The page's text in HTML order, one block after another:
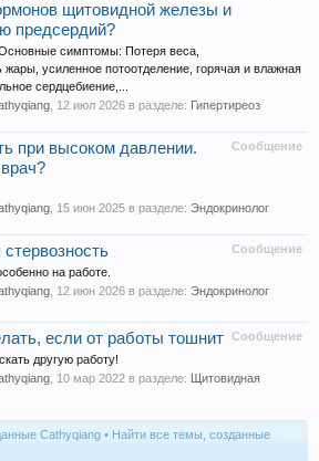
щитовидной железы и
предсердий?
симптомы: Потеря веса,
жары, усиленное потоотделение, горячая и влажная
сердцебиение,...
12 июл 2026 в разделе: Гипертиреоз
Сообщение
при высоком давлении.
15 июн 2025 в разделе: Эндокринолог
Сообщение
на работе.
12 июн 2026 в разделе: Эндокринолог
Сообщение
если от работы тошнит
другую работу!
10 мар 2022 в разделе: Щитовидная
Cathyqiang
Найти все темы, созданные